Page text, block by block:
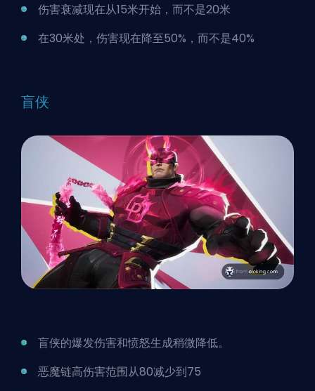
伤害衰减现在从15米开始，而不是20米
在30米处，伤害现在降至50%，而不是40%
盲侠
盲侠的爆发伤害和愤怒生成稍微降低。
恶魔链高伤害范围从80减少到75